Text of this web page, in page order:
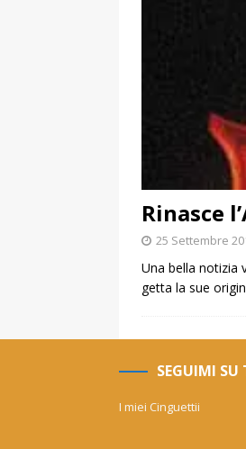
Rinasce
25 Settembre
Una bella notizia
getta la sue
SEGUIMI SU
I miei Cinguettii